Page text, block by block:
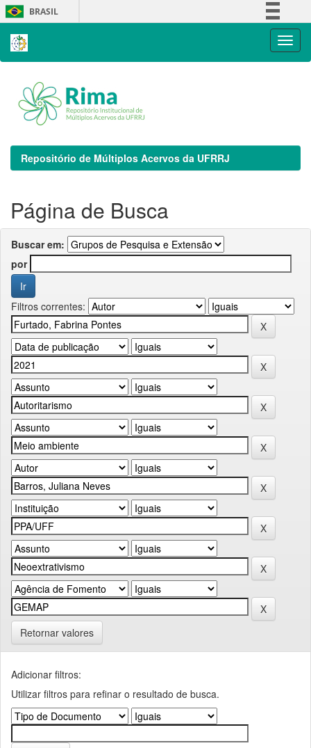
Skip
navigation
BRASIL
Repositório de Múltiplos Acervos da UFRRJ
Página de Busca
Buscar em:
por
Filtros correntes:
Retornar valores
Adicionar filtros:
Utilizar filtros para refinar o resultado de busca.